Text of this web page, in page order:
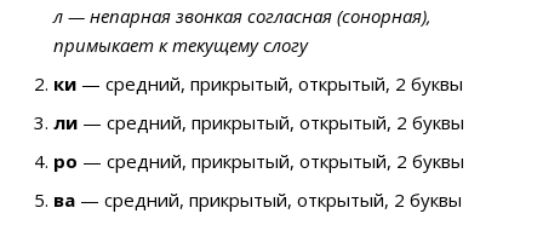
л — непарная звонкая согласная (сонорная),
примыкает к текущему слогу
ки — средний, прикрытый, открытый, 2 буквы
ли — средний, прикрытый, открытый, 2 буквы
ро — средний, прикрытый, открытый, 2 буквы
ва — средний, прикрытый, открытый, 2 буквы